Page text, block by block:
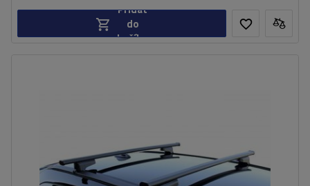
Přidat
do
košíku